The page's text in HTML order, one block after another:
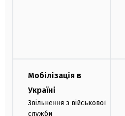
Мобілізація в
Україні
Звільнення з військової
служби